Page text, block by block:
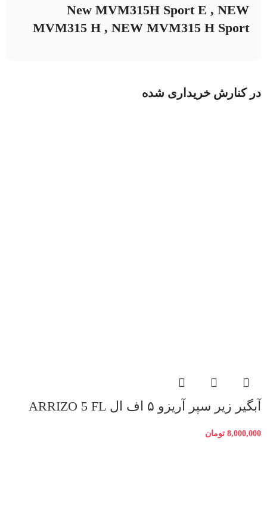
New MVM315H Sport E , NEW
MVM315 H , NEW MVM315 H Sport
در کنارش خریداری شده
آبگیر زیر سپر آریزو ۵ اف ال ARRIZO 5 FL
8,000,000 تومان